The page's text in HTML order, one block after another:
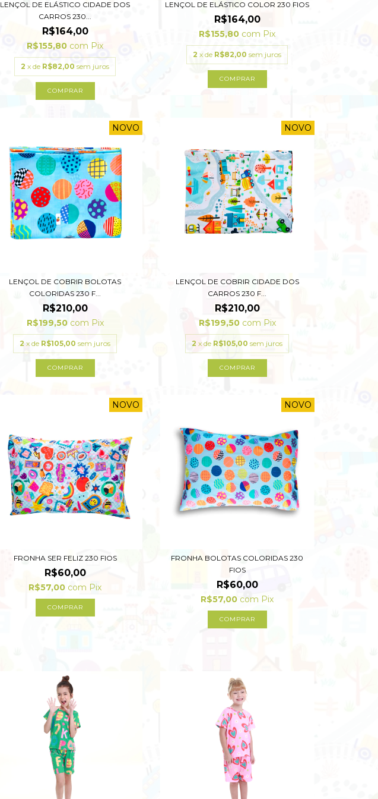
LENÇOL DE ELÁSTICO CIDADE DOS
CARROS 230...
R$164,00
R$155,80 com Pix
2 x de R$82,00 sem juros
COMPRAR
LENÇOL DE ELÁSTICO COLOR 230 FIOS
R$164,00
R$155,80 com Pix
2 x de R$82,00 sem juros
COMPRAR
NOVO
LENÇOL DE COBRIR BOLOTAS
COLORIDAS 230 F...
R$210,00
R$199,50 com Pix
2 x de R$105,00 sem juros
COMPRAR
NOVO
LENÇOL DE COBRIR CIDADE DOS
CARROS 230 F...
R$210,00
R$199,50 com Pix
2 x de R$105,00 sem juros
COMPRAR
NOVO
FRONHA SER FELIZ 230 FIOS
R$60,00
R$57,00 com Pix
COMPRAR
NOVO
FRONHA BOLOTAS COLORIDAS 230
FIOS
R$60,00
R$57,00 com Pix
COMPRAR